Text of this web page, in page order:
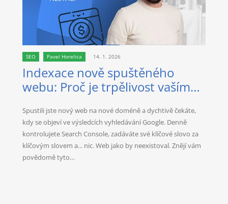
SEO Pavel Horelica 14. 1. 2026
Indexace nově spuštěného
webu: Proč je trpělivost vaším
Spustili jste nový web na nové doméně a dychtivě čekáte,
kdy se objeví ve výsledcích vyhledávání Google. Denně
kontrolujete Search Console, zadáváte své klíčové slovo za
klíčovým slovem a... nic. Web jako by neexistoval. Znějí vám
povědomě tyto…